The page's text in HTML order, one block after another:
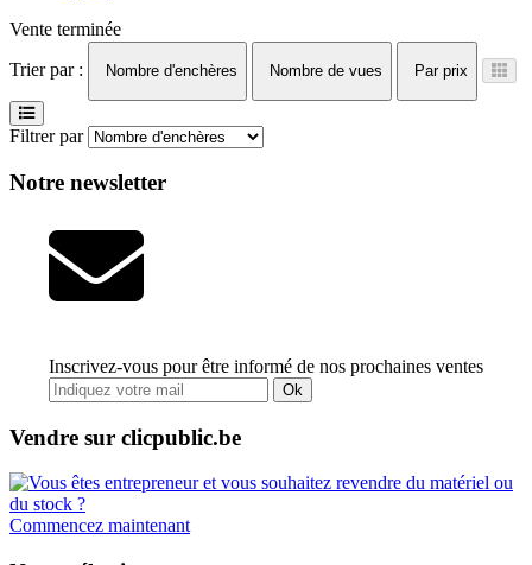
Vente terminée
Trier par :
Nombre d'enchères Nombre de vues Par prix
Filtrer par
Notre newsletter
Inscrivez-vous pour être informé de nos prochaines ventes
Ok
Vendre sur clicpublic.be
Commencez maintenant